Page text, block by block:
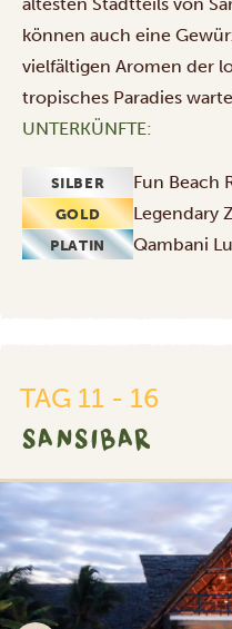
können auch eine
vielfältigen Aromen der
tropisches Paradies
UNTERKÜNFTE:
SILBER Fun Beach
GOLD Legendary
PLATIN Qambani
TAG 11 - 16
SANSIBAR